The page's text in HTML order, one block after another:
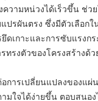
ความหน่วงได้เร็วขึ้น ช่
ปรผันตรง ซึ่งมีตัวเลือกใ
ดเกาะและการซับแรงก
ทรงตัวของโครงสร้างด้ว
อการเปลี่ยนแปลงของแ
มใจได้ง่ายขึ้น ตอบสนอ